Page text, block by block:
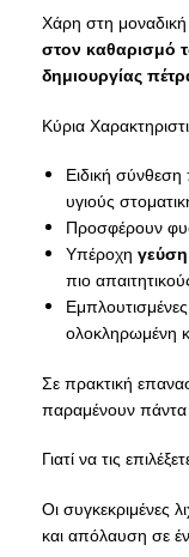
Χάρη στη
στον καθαρισμό
δημιουργίας
Κύρια
Ειδική
υγιούς
Προσφέρουν
Υπέροχη
πιο
Εμπλουτισμένες
ολοκληρωμένη
Σε πρακτική
παραμένουν πάντα
Γιατί να τις
Οι συγκεκριμένες
και απόλαυση σε